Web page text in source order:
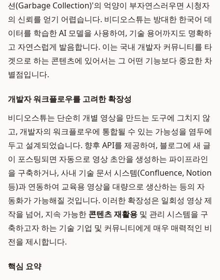
션(Garbage Collection)'의 억양이 부자연스러우면 시청자
의 신뢰를 얻기 어렵습니다. 비디오스튜는 방대한 한국어 데
이터를 학습한 AI 모델을 사용하여, 기술 용어까지도 명확하
고 자연스럽게 발음합니다. 이는 국내 개발자 커뮤니티를 타
겟으로 하는 콘텐츠에 있어서는 그 어떤 기능보다 중요한 차
별점입니다.
개발자 워크플로우를 고려한 확장성
비디오스튜는 단순히 개별 영상을 만드는 도구에 그치지 않
고, 개발자의 워크플로우에 통합될 수 있는 가능성을 염두에
두고 설계되었습니다. 향후 API를 제공하여, 블로그에 새 글
이 포스팅되면 자동으로 영상 초안을 생성하는 파이프라인
을 구축하거나, 사내 기술 문서 시스템(Confluence, Notion
등)과 연동하여 교육용 영상을 대량으로 생산하는 등의 자
동화가 가능해질 것입니다. 이러한 확장성은 일회성 영상 제
작을 넘어, 지속 가능한 콘텐츠 재활용 및 관리 시스템을 구
축하고자 하는 기술 기업 및 커뮤니티에게 매우 매력적인 비
전을 제시합니다.
핵심 요약